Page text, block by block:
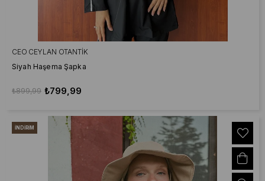
CEO CEYLAN OTANTIK
Siyah Haşema Şapka
₺799,99
₺899,99
İNDIRIM